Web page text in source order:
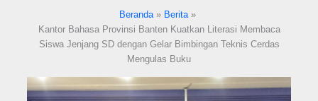
Beranda
Berita
Kantor Bahasa Provinsi Banten Kuatkan Literasi Membaca
Siswa Jenjang SD dengan Gelar Bimbingan Teknis Cerdas
Mengulas Buku